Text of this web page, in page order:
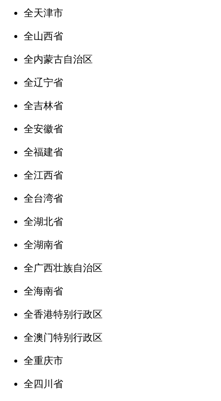
全天津市
全山西省
全内蒙古自治区
全辽宁省
全吉林省
全安徽省
全福建省
全江西省
全台湾省
全湖北省
全湖南省
全广西壮族自治区
全海南省
全香港特别行政区
全澳门特别行政区
全重庆市
全四川省